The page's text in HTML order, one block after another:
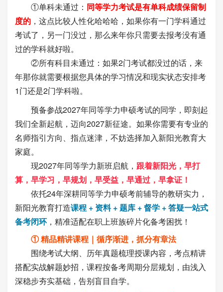
①单科未通过： 同等学力考试是有单科成绩保留制
度的 ，这点比较人性化哈哈哈，如果你有一门学科通过
考试了，另一门没过，那么来年你只需要去报考没有通
过的学科就好啦。
②所有科目未通过：如果2门考试都没过的话，来
年那你就需要根据您具体的学习情况和现实状态安排考
1门还是2门学科啦。
预备参战2027年同等学力申硕考试的同学，即刻起
我们全新起航，迈向2027新征途。如果你需要有专业的
名师指引方向、指点迷津，不妨选择加入新阳光教育大
家庭。
现2027年同等学力新班启航， 跟着新阳光，早打
算，早学习，早规划，早受益，早通过，早拿证！
依托24年深耕同等学力申硕考前辅导的教研实力，
新阳光教育打造课程 + 资料 + 题库 + 督学 + 答疑一站式
备考闭环，精准适配在职上班族碎片化备考困扰！
① 精品精讲课程｜循序渐进，抓分有章法
围绕考试大纲、历年真题梳理授课内容，考点精讲
搭配实战解题妙招，课程按备考周期分层规划，由浅入
深稳步夯实基础，告别盲目自学。